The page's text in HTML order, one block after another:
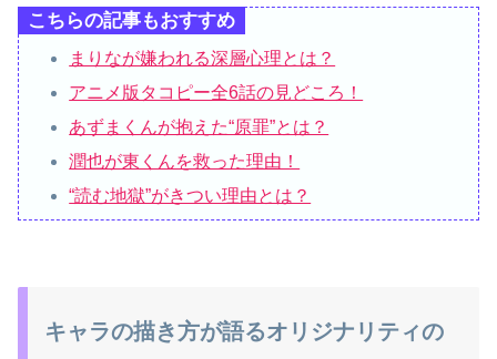
こちらの記事もおすすめ
まりなが嫌われる深層心理とは？
アニメ版タコピー全6話の見どころ！
あずまくんが抱えた“原罪”とは？
潤也が東くんを救った理由！
“読む地獄”がきつい理由とは？
キャラの描き方が語るオリジナリティの